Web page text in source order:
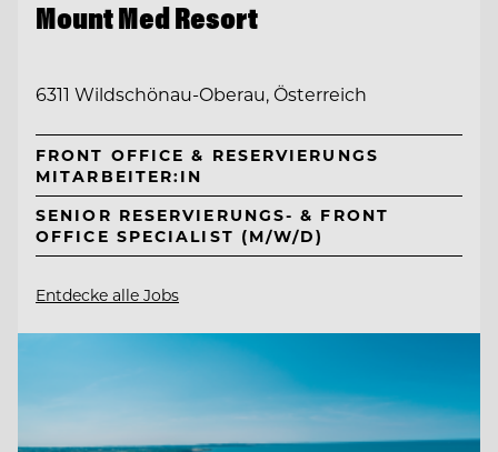
Mount Med Resort
6311 Wildschönau-Oberau, Österreich
FRONT OFFICE & RESERVIERUNGS
MITARBEITER:IN
SENIOR RESERVIERUNGS- & FRONT
OFFICE SPECIALIST (M/W/D)
Entdecke alle Jobs